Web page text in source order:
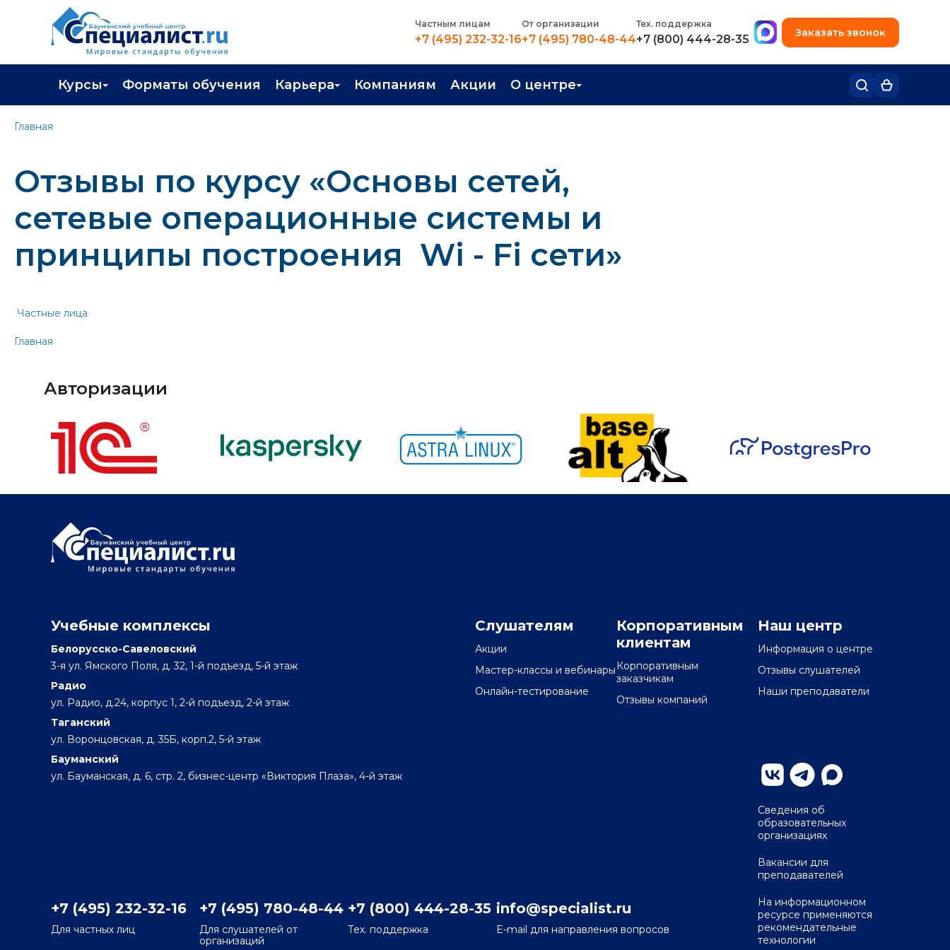
Частным лицам
+7 (495) 232-32-16
От организации
+7 (495) 780-48-44
Тех. поддержка
+7 (800) 444-28-35
+7 (495) 780-48-49
Заказать звонок
Курсы
Профессиональная переподготовка
Программа лояльности
Подарить сертификат на обучение
Форматы обучения Карьера
Трудоустройство
Компаниям Акции О центре
О центре
Вакансии
Главная
Отзывы по курсу «Основы сетей,
сетевые операционные системы и
принципы построения Wi - Fi сети»
Частные лица
Главная
Авторизации
Учебные комплексы
Белорусско-Савеловский
3-я ул. Ямского Поля, д. 32, 1-й подъезд, 5-й этаж
Радио
ул. Радио, д.24, корпус 1, 2-й подъезд, 2-й этаж
Таганский
ул. Воронцовская, д. 35Б, корп.2, 5-й этаж
Бауманский
ул. Бауманская, д. 6, стр. 2, бизнес-центр «Виктория Плаза», 4-й этаж
Слушателям
Акции
Мастер-классы и вебинары
Онлайн-тестирование
Корпоративным
клиентам
Корпоративным
заказчикам
Отзывы компаний
Наш центр
Информация о центре
Отзывы слушателей
Наши преподаватели
+7 (495) 232-32-16
Для частных лиц
+7 (495) 780-48-44
Для слушателей от
организаций
+7 (800) 444-28-35
Тех. поддержка
info@specialist.ru
E-mail для направления вопросов
Сведения об
образовательных
организациях
Вакансии для
преподавателей
На информационном
ресурсе применяются
рекомендательные
технологии